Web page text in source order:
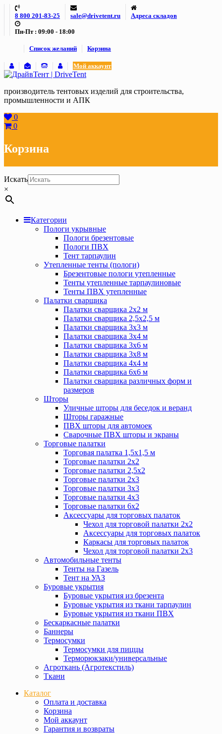
Skip
content
8 800 201-83-25 sale@drivetent.ru Адреса складов
Пн-Пт : 09:00 - 18:00
Список желаний Корзина
Мой аккаунт
производитель тентовых изделий для строительства,
промышленности и АПК
0
0
Корзина
Искать
×
Категории
Пологи укрывные
Пологи брезентовые
Пологи ПВХ
Тент тарпаулин
Утепленные тенты (пологи)
Брезентовые пологи утепленные
Тенты утепленные тарпаулиновые
Тенты ПВХ утепленные
Палатки сварщика
Палатки сварщика 2х2 м
Палатки сварщика 2,5х2,5 м
Палатки сварщика 3х3 м
Палатки сварщика 3х4 м
Палатки сварщика 3х6 м
Палатки сварщика 3х8 м
Палатки сварщика 4х4 м
Палатки сварщика 6х6 м
Палатки сварщика различных форм и
размеров
Шторы
Уличные шторы для беседок и веранд
Шторы гаражные
ПВХ шторы для автомоек
Сварочные ПВХ шторы и экраны
Торговые палатки
Торговая палатка 1,5х1,5 м
Торговые палатки 2х2
Торговые палатки 2,5х2
Торговые палатки 2х3
Торговые палатки 3х3
Торговые палатки 4х3
Торговые палатки 6х2
Аксессуары для торговых палаток
Чехол для торговой палатки 2х2
Аксессуары для торговых палаток
Каркасы для торговых палаток
Чехол для торговой палатки 2х3
Автомобильные тенты
Тенты на Газель
Тент на УАЗ
Буровые укрытия
Буровые укрытия из брезента
Буровые укрытия из ткани тарпаулин
Буровые укрытия из ткани ПВХ
Бескаркасные палатки
Баннеры
Термосумки
Термосумки для пиццы
Терморюкзаки/универсальные
Агроткань (Агротекстиль)
Ткани
Каталог
Оплата и доставка
Корзина
Мой аккаунт
Гарантия и возвраты